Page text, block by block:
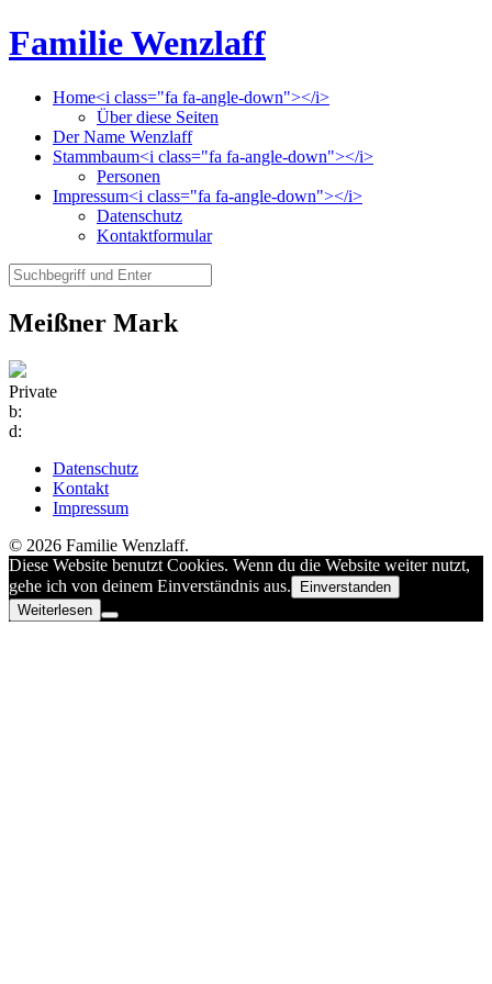
Familie Wenzlaff
Home<i class="fa fa-angle-down"></i>
Über diese Seiten
Der Name Wenzlaff
Stammbaum<i class="fa fa-angle-down"></i>
Personen
Impressum<i class="fa fa-angle-down"></i>
Datenschutz
Kontaktformular
Meißner Mark
Private
b:
d:
Datenschutz
Kontakt
Impressum
© 2026 Familie Wenzlaff.
Diese Website benutzt Cookies. Wenn du die Website weiter nutzt,
gehe ich von deinem Einverständnis aus.
Einverstanden
Weiterlesen